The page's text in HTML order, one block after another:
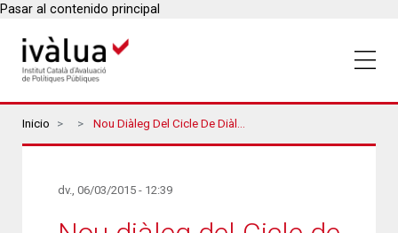
Pasar al contenido principal
Breadcrumbs
Inicio Nou Diàleg Del Cicle De Diàlegs Ivàlua-Macaya Sobre Política I Coneixement
dv., 06/03/2015 - 12:39